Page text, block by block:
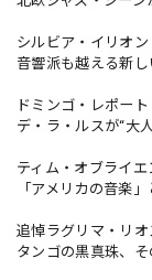
シルビア・イリオン
音響派も越える新
ドミンゴ・レポート
デ・ラ・ルスが“大
ティム・オブライ
「アメリカの音楽
追悼ラグリマ・リオ
タンゴの黒真珠、